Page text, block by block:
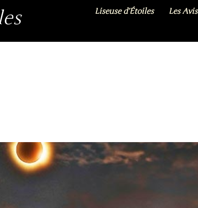
Liseuse d’Étoiles Les Avis